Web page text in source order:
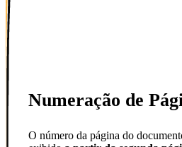
Numeração de
O número da página do